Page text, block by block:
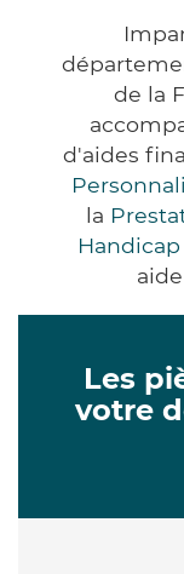
de la
d'aides
la
Handicap
Les
votre